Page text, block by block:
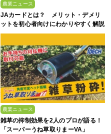
農業ニュース
JAカードとは？ メリット・デメリ
ットを初心者向けにわかりやすく解説
農業ニュース
雑草の抑制効果を2人のプロが語る！
「スーパーうね草取りまーVA」